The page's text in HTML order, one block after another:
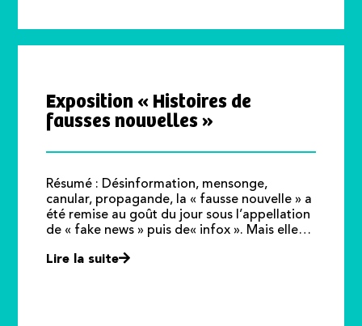
Exposition « Histoires de
fausses nouvelles »
Résumé : Désinformation, mensonge,
canular, propagande, la « fausse nouvelle » a
été remise au goût du jour sous l’appellation
de « fake news » puis de« infox ». Mais elle…
Lire la suite